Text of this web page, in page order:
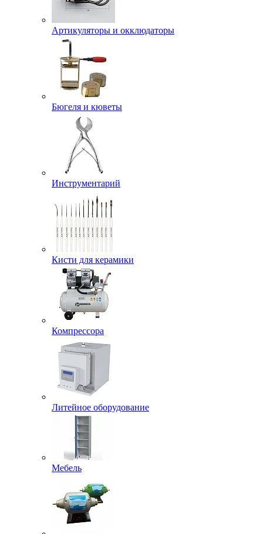
Артикуляторы и окклюдаторы
Бюгеля и кюветы
Инструментарий
Кисти для керамики
Компрессора
Литейное оборудование
Мебель